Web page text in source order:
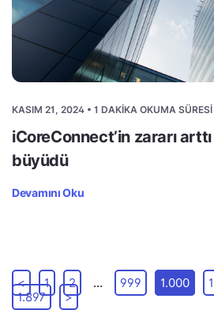
KASIM 21, 2024 • 1 DAKIKA OKUMA SÜRESI
iCoreConnect’in zararı
büyüdü
Devamını Oku
< 1 2 … 999 1.000
1.897
>